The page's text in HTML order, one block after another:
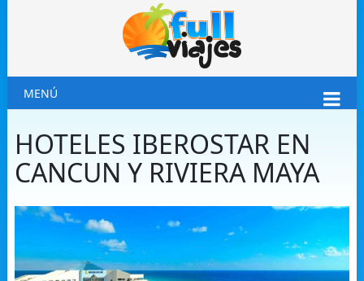
MENÚ
HOTELES IBEROSTAR EN
CANCUN Y RIVIERA MAYA